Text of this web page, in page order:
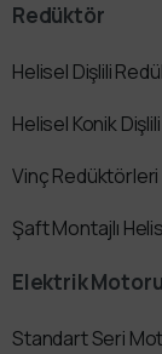
Redüktör
Helisel Dişlili
Helisel Konik
Vinç Redüktörleri
Şaft Montajlı
Elektrik Motoru
Standart Seri